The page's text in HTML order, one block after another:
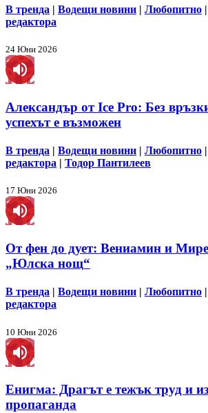
В тренда | Водещи новини | Любопитно |
редактора
24 Юни 2026
Александър от Ice Pro: Без
успехът е възможен
В тренда | Водещи новини | Любопитно |
редактора | Тодор Пантилеев
17 Юни 2026
От фен до дует: Вениамин и
„Юлска нощ“
В тренда | Водещи новини | Любопитно |
редактора
10 Юни 2026
Енигма: Драгът е тежък труд и
пропаганда